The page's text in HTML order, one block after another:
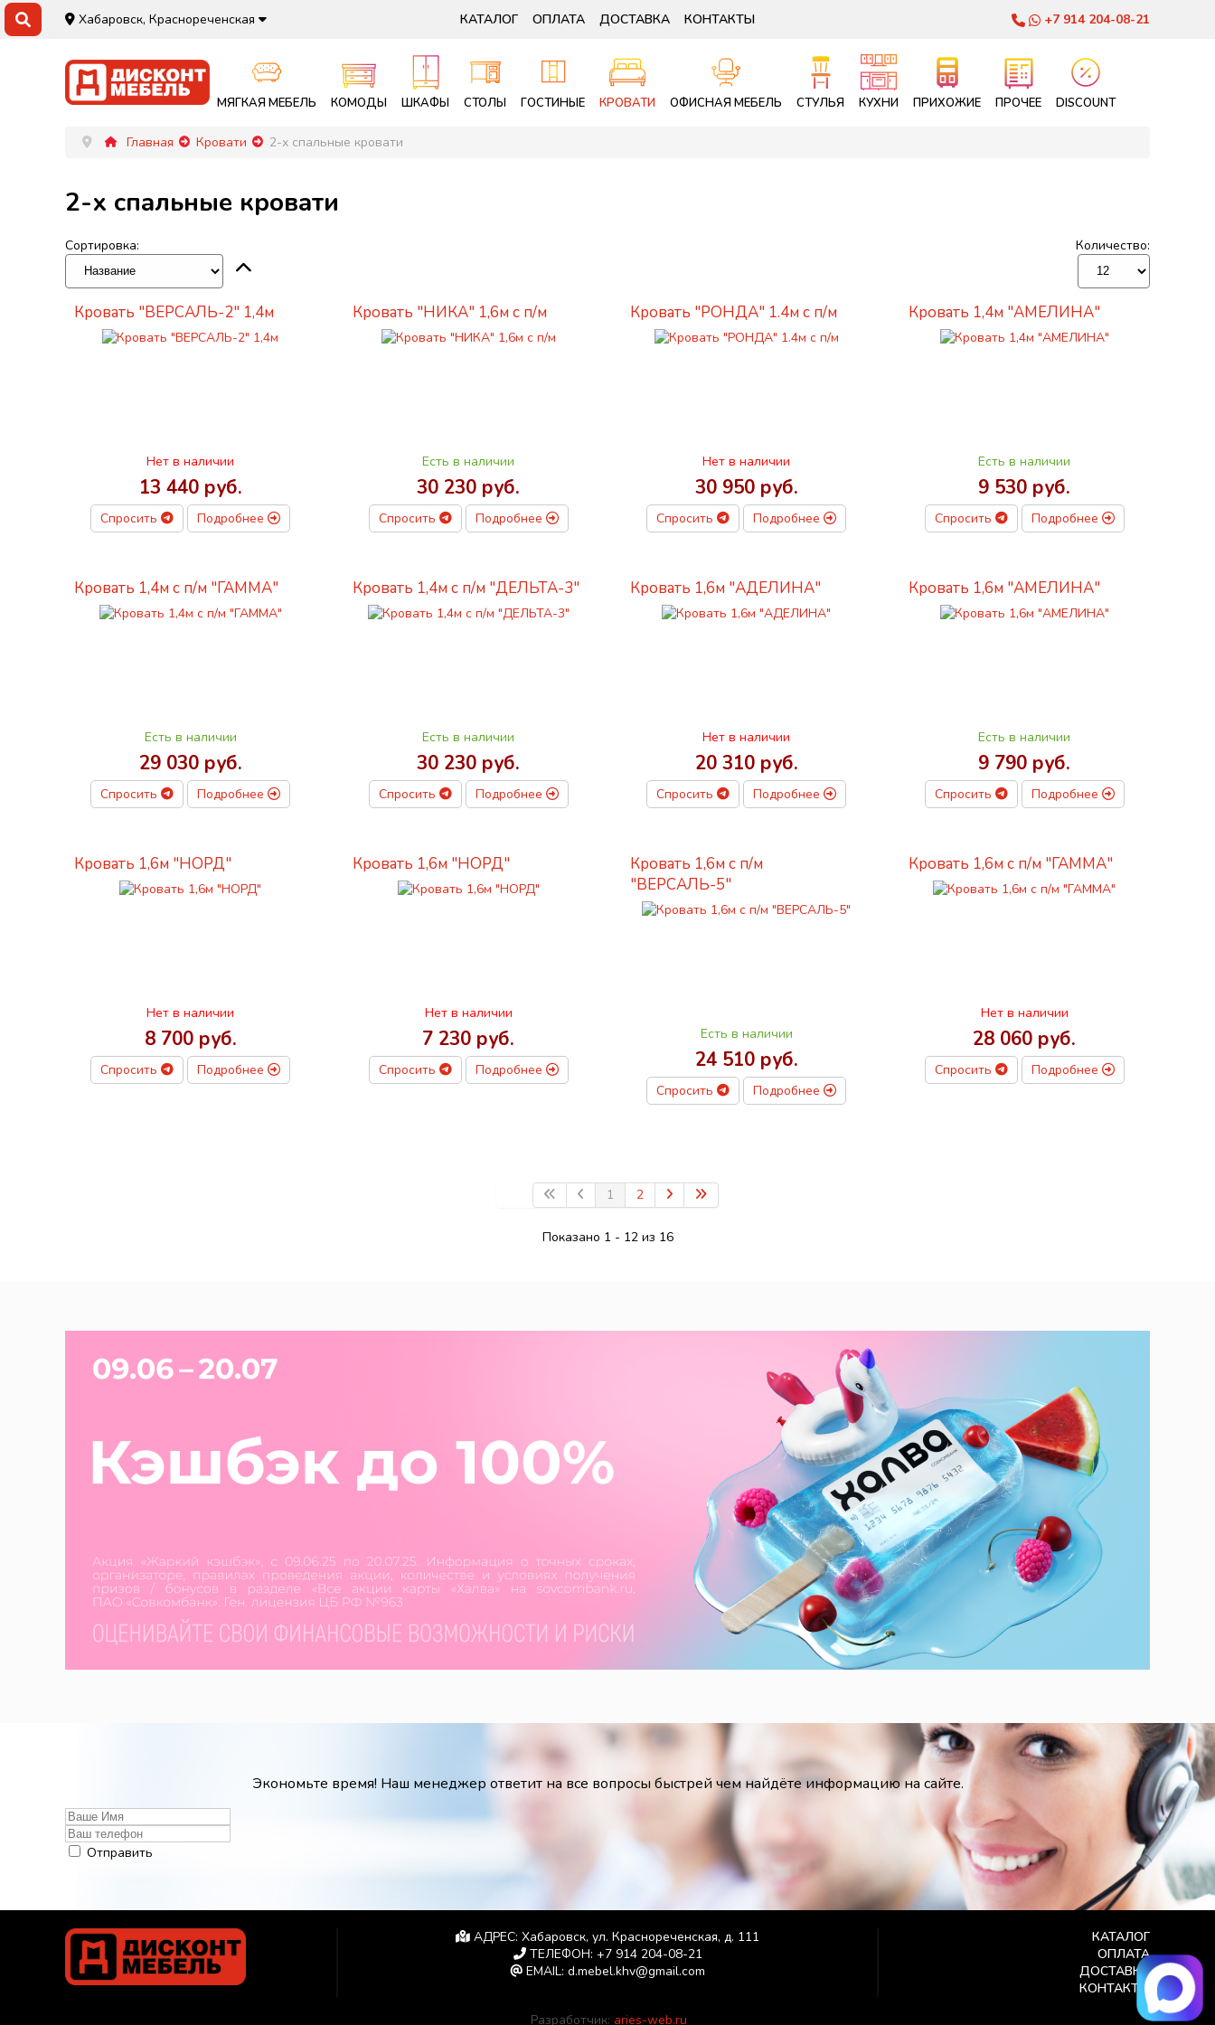
Хабаровск, Краснореченская КАТАЛОГ ОПЛАТА ДОСТАВКА КОНТАКТЫ +7 914 204-08-21
МЯГКАЯ МЕБЕЛЬ КОМОДЫ ШКАФЫ СТОЛЫ ГОСТИНЫЕ КРОВАТИ ОФИСНАЯ МЕБЕЛЬ СТУЛЬЯ КУХНИ ПРИХОЖИЕ ПРОЧЕЕ DISCOUNT
Главная Кровати 2-х спальные кровати
2-х спальные кровати
Сортировка: Количество:
Кровать "ВЕРСАЛЬ-2" 1,4м
Нет в наличии
13 440 руб.
Спросить Подробнее
Кровать "НИКА" 1,6м с п/м
Есть в наличии
30 230 руб.
Спросить Подробнее
Кровать "РОНДА" 1.4м с п/м
Нет в наличии
30 950 руб.
Спросить Подробнее
Кровать 1,4м "АМЕЛИНА"
Есть в наличии
9 530 руб.
Спросить Подробнее
Кровать 1,4м с п/м "ГАММА"
Есть в наличии
29 030 руб.
Спросить Подробнее
Кровать 1,4м с п/м "ДЕЛЬТА-3"
Есть в наличии
30 230 руб.
Спросить Подробнее
Кровать 1,6м "АДЕЛИНА"
Нет в наличии
20 310 руб.
Спросить Подробнее
Кровать 1,6м "АМЕЛИНА"
Есть в наличии
9 790 руб.
Спросить Подробнее
Кровать 1,6м "НОРД"
Нет в наличии
8 700 руб.
Спросить Подробнее
Кровать 1,6м "НОРД"
Нет в наличии
7 230 руб.
Спросить Подробнее
Кровать 1,6м с п/м
"ВЕРСАЛЬ-5"
Есть в наличии
24 510 руб.
Спросить Подробнее
Кровать 1,6м с п/м "ГАММА"
Нет в наличии
28 060 руб.
Спросить Подробнее
1 2
Показано 1 - 12 из 16
Экономьте время! Наш менеджер ответит на все вопросы быстрей чем найдёте информацию на сайте.
Отправить
АДРЕС: Хабаровск, ул. Краснореченская, д. 111
ТЕЛЕФОН: +7 914 204-08-21
EMAIL: d.mebel.khv@gmail.com
КАТАЛОГ
ОПЛАТА
ДОСТАВКА
КОНТАКТЫ
Разработчик: aries-web.ru